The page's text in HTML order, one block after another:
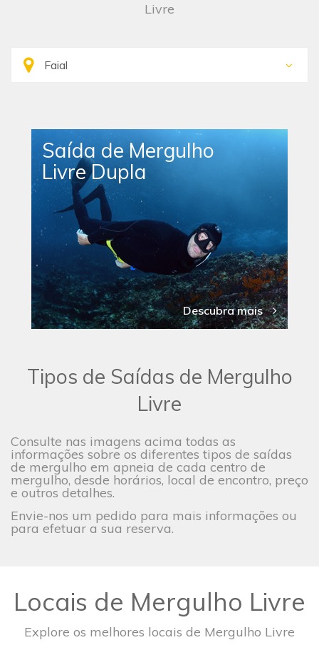
Livre
Saída de Mergulho
Livre Dupla
Descubra mais
Tipos de Saídas de Mergulho
Livre
Consulte nas imagens acima todas as
informações sobre os diferentes tipos de saídas
de mergulho em apneia de cada centro de
mergulho, desde horários, local de encontro, preço
e outros detalhes.
Envie-nos um pedido para mais informações ou
para efetuar a sua reserva.
Locais de Mergulho Livre
Explore os melhores locais de Mergulho Livre